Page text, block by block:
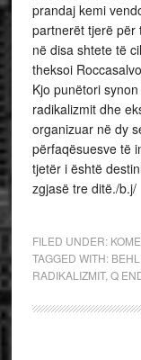
prandaj kemi
partnerët tjerë për
në disa shtete të
theksoi
Kjo punëtori
radikalizmit dhe
organizuar në dy
përfaqësuesve të
tjetër i është
zgjasë tre ditë./b.j/
FILED UNDER:
TAGGED WITH:
RADIKALIZMIT, Q